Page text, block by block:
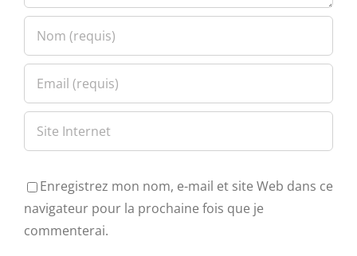
Enregistrez mon nom, e-mail et site Web dans ce
navigateur pour la prochaine fois que je
commenterai.